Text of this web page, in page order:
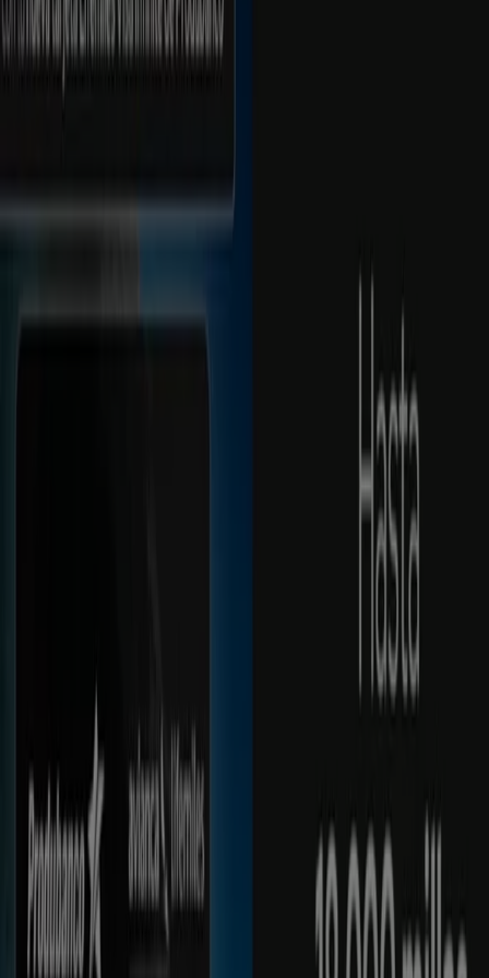
Cerrado
Catálogos de Produbanco en
Presidanate
Vence el 16/8
Produbanco
Con tu tarjeta de credito Produbanco
Vence el 14/11